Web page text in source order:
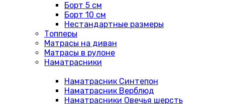
Борт 5 см
Борт 10 см
Нестандартные размеры
Топперы
Матрасы на диван
Матрасы в рулоне
Наматрасники
Наматрасник Синтепон
Наматрасник Верблюд
Наматрасники Овечья шерсть